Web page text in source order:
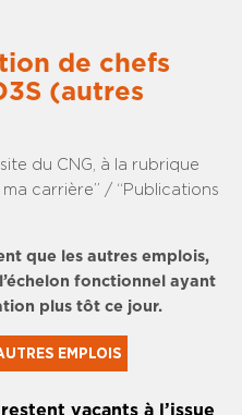
de chefs
(autres
du CNG, à la rubrique
carrière” / “Publications
que les autres emplois,
fonctionnel ayant
plus tôt ce jour.
EMPLOIS
vacants à l’issue